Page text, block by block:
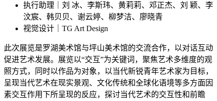
执行助理｜刘 冰、李斯玮、黄莉莉、邓正杰、刘 颖、李
汶宸、韩贝贝、谢云婷、柳梦洁、廖晓青
视觉设计｜TG Art Design
此次展览是罗湖美术馆与坪山美术馆的交流合作，以对话互动
促进艺术发展。展览以“交互”为关键词，聚焦艺术多维度的观
照方式，同时以作品为对象，以当代新锐青年艺术家为目标，
呈现当代艺术在现实景观、文化传统和全球化语境等多方面因
素交互作用下所呈现的反应，探讨当代艺术的交互性和前瞻